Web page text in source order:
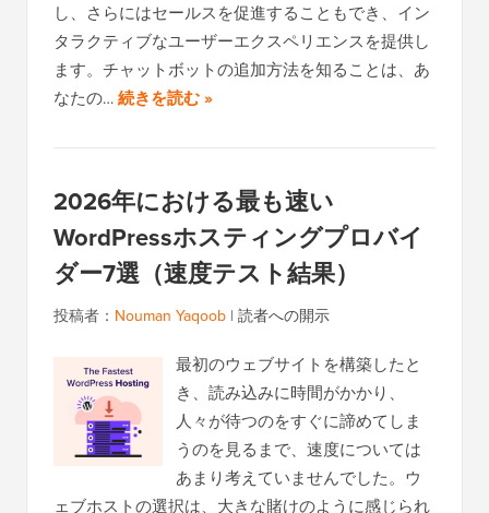
し、さらにはセールスを促進することもでき、イン
タラクティブなユーザーエクスペリエンスを提供し
ます。チャットボットの追加方法を知ることは、あ
なたの…続きを読む »
2026年における最も速い
WordPressホスティングプロバイ
ダー7選（速度テスト結果）
投稿者： Nouman Yaqoob | 読者への開示
最初のウェブサイトを構築したと
き、読み込みに時間がかかり、
人々が待つのをすぐに諦めてしま
うのを見るまで、速度については
あまり考えていませんでした。ウ
ェブホストの選択は、大きな賭けのように感じられ